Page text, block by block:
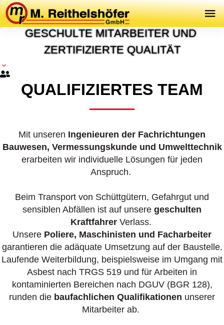
QUALIFIKATION
GESCHULTE MITARBEITER UND
ZERTIFIZIERTE QUALITÄT
QUALIFIZIERTES TEAM
Mit unseren Ingenieuren der Fachrichtungen
Bauwesen, Vermessungskunde und Umwelttechnik
erarbeiten wir individuelle Lösungen für jeden
Anspruch.
Beim Transport von Schüttgütern, Gefahrgut und
sensiblen Abfällen ist auf unsere geschulten
Kraftfahrer Verlass.
Unsere Poliere, Maschinisten und Facharbeiter
garantieren die adäquate Umsetzung auf der Baustelle.
Laufende Weiterbildung, beispielsweise im Umgang mit
Asbest nach TRGS 519 und für Arbeiten in
kontaminierten Bereichen nach DGUV (BGR 128),
runden die baufachlichen Qualifikationen unserer
Mitarbeiter ab.